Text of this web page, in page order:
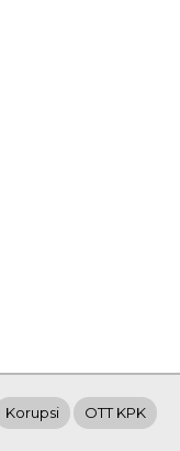
Korupsi OTT KPK